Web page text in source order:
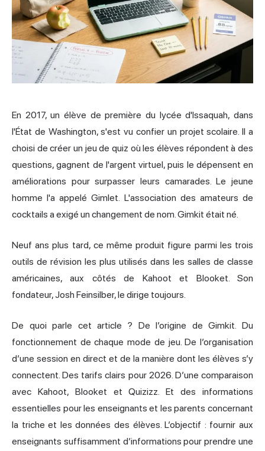
En 2017, un élève de première du lycée d'Issaquah, dans
l'État de Washington, s'est vu confier un projet scolaire. Il a
choisi de créer un jeu de quiz où les élèves répondent à des
questions, gagnent de l'argent virtuel, puis le dépensent en
améliorations pour surpasser leurs camarades. Le jeune
homme l'a appelé Gimlet. L'association des amateurs de
cocktails a exigé un changement de nom. Gimkit était né.
Neuf ans plus tard, ce même produit figure parmi les trois
outils de révision les plus utilisés dans les salles de classe
américaines, aux côtés de Kahoot et Blooket. Son
fondateur, Josh Feinsilber, le dirige toujours.
De quoi parle cet article ? De l’origine de Gimkit. Du
fonctionnement de chaque mode de jeu. De l’organisation
d’une session en direct et de la manière dont les élèves s’y
connectent. Des tarifs clairs pour 2026. D’une comparaison
avec Kahoot, Blooket et Quizizz. Et des informations
essentielles pour les enseignants et les parents concernant
la triche et les données des élèves. L’objectif : fournir aux
enseignants suffisamment d’informations pour prendre une